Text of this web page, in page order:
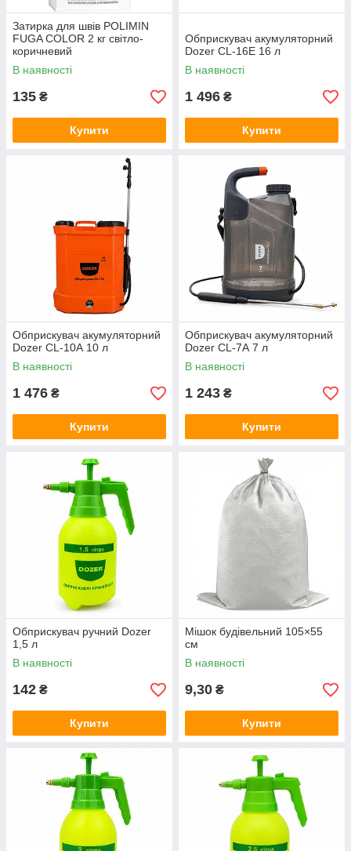
Затирка для швів POLIMIN
FUGA COLOR 2 кг світло-
коричневий
В наявності
135 ₴
Купити
Обприскувач акумуляторний
Dozer CL-16E 16 л
В наявності
1 496 ₴
Купити
Обприскувач акумуляторний
Dozer CL-10А 10 л
В наявності
1 476 ₴
Купити
Обприскувач акумуляторний
Dozer CL-7А 7 л
В наявності
1 243 ₴
Купити
Обприскувач ручний Dozer
1,5 л
В наявності
142 ₴
Купити
Мішок будівельний 105×55
см
В наявності
9,30 ₴
Купити